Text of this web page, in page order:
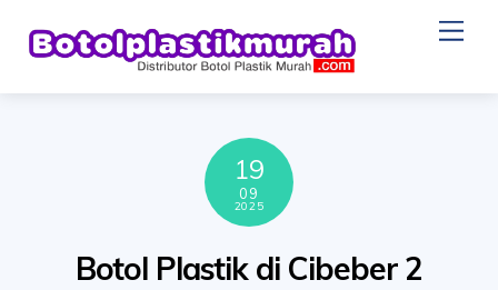
19
09
2025
Botol Plastik di Cibeber 2